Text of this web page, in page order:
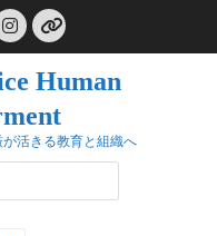
Instagram
リ
ン
ク
Human
活きる教育と組織へ